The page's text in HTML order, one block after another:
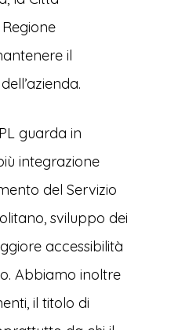
il
guarda in
integrazione
del Servizio
sviluppo dei
accessibilità
Abbiamo inoltre
il titolo di